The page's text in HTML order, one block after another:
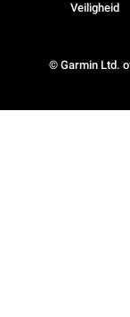
© Garmin Ltd.
Veiligheid